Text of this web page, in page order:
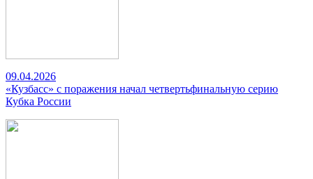
09.04.2026
«Кузбасс» с поражения начал четвертьфинальную серию
Кубка России